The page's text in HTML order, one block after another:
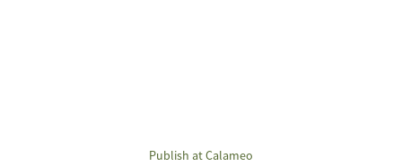
Publish at Calameo